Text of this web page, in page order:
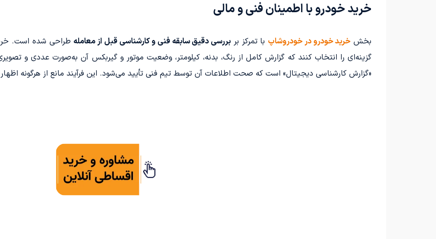
خرید خودرو با اطمینان فنی و مالی
بخش خرید خودرو در خودروشاپ با تمرکز بر بررسی دقیق سابقه فنی و کارشناسی قبل از معامله طراحی شده است.
گزینه‌ای را انتخاب کنند که گزارش کامل از رنگ، بدنه، کیلومتر، وضعیت موتور و گیربکس آن به‌صورت عددی و
«گزارش کارشناسی دیجیتال» است که صحت اطلاعات آن توسط تیم فنی تأیید می‌شود. این فرآیند مانع از هرگونه